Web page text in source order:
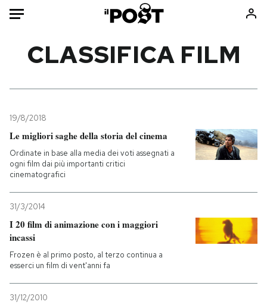
Mondo
Politica
Tecnologia
Internet
Cultura
Economia
Consumismi
Storie/Idee
Altrecose
Mondiali calcio 2026
CLASSIFICA FILM
19/8/2018
Le migliori saghe della storia del cinema
Ordinate in base alla media dei voti assegnati a
ogni film dai più importanti critici
cinematografici
31/3/2014
I 20 film di animazione con i maggiori
incassi
Frozen è al primo posto, al terzo continua a
esserci un film di vent'anni fa
31/12/2010